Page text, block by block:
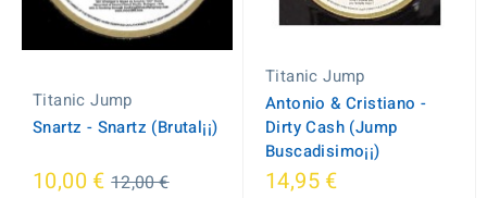
Titanic Jump
Snartz - Snartz (Brutal¡¡)
10,00 € Regular
12,00 €
Titanic Jump
Antonio & Cristiano -
Dirty Cash (Jump
Buscadisimo¡¡)
14,95 €